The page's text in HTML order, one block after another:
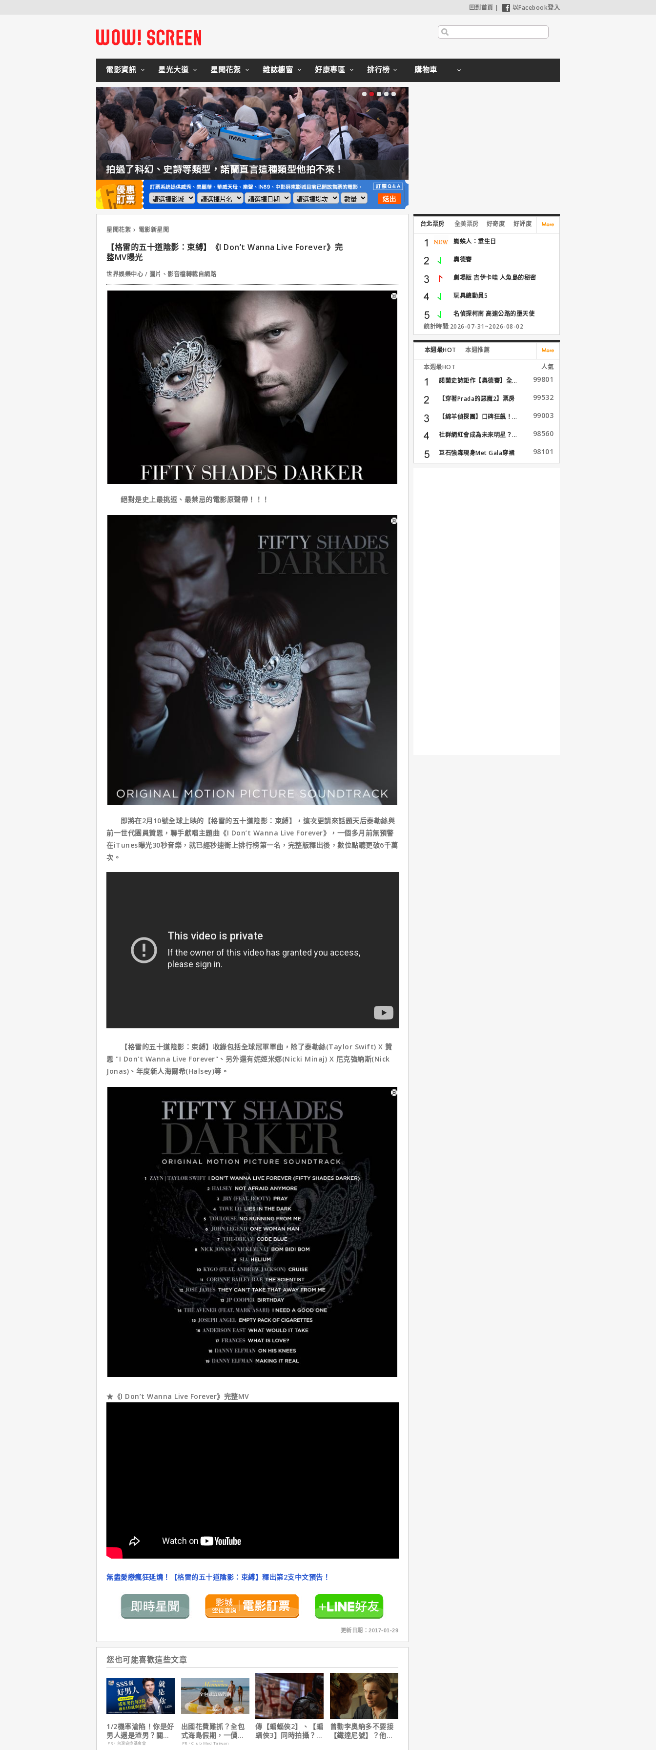
回到首頁 | 以Facebook登入
電影資訊 星光大道 星聞花絮 雜誌櫥窗 好康專區 排行榜 購物車
拍過了科幻、史詩等類型，諾蘭直言這種類型他拍不來！
星聞花絮 電影新星聞
【格雷的五十道陰影：束縛】《I Don’t Wanna Live Forever》完
整MV曝光
世界娛樂中心 / 圖片、影音檔轉載自網路
絕對是史上最挑逗、最禁忌的電影原聲帶！！！
即將在2月10號全球上映的【格雷的五十道陰影：束縛】，這次更請來話題天后泰勒絲與
前一世代團員贊恩，聯手獻唱主題曲《I Don’t Wanna Live Forever》，一個多月前無預警
在iTunes曝光30秒音樂，就已經秒速衝上排行榜第一名，完整版釋出後，數位點聽更破6千萬
次。
【格雷的五十道陰影：束縛】收錄包括全球冠軍單曲，除了泰勒絲(Taylor Swift) X 贊
恩 "I Don't Wanna Live Forever"、另外還有妮姬米娜(Nicki Minaj) X 尼克強納斯(Nick
Jonas)、年度新人海爾希(Halsey)等。
★《I Don’t Wanna Live Forever》完整MV
無盡愛戀瘋狂延燒！【格雷的五十道陰影：束縛】釋出第2支中文預告！
更新日期：2017-01-29
您也可能喜歡這些文章
1/2機率淪陷！你是好
男人還是渣男？關鍵
在這
PR・台灣癌症基金會
出國花費難抓？全包
式海島假期，一價搞
定食宿玩樂，省錢更
PR・Club Med Taiwan
傳【蝙蝠俠2】、【蝙
蝠俠3】同時拍攝？詹
曾勸李奧納多不要接
【鐵達尼號】？他
台北票房 全美票房 好奇度 好評度
蜘蛛人：重生日
奧德賽
劇場版 吉伊卡哇 人魚島的秘密
玩具總動員5
名偵探柯南 高速公路的墮天使
統計時間:2026-07-31~2026-08-02
本週最HOT 本週推薦
本週最HOT
人氣
諾蘭史詩鉅作【奧德賽】全...
99801
【穿著Prada的惡魔2】票房
99532
【綿羊偵探團】口碑狂飆！... 99003
社群網紅會成為未來明星？... 98560
巨石強森現身Met Gala穿裙
子...
98101